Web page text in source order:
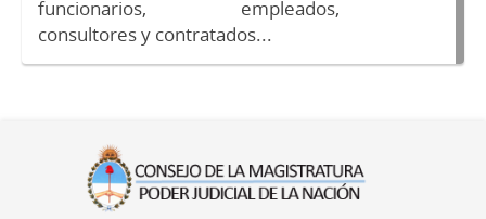
funcionarios, empleados,
consultores y contratados...